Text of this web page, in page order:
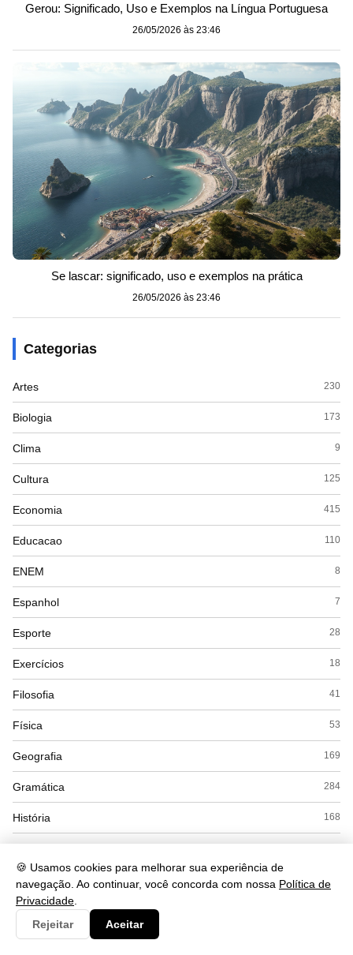
🍪 Usamos cookies para melhorar sua experiência de
navegação. Ao continuar, você concorda com nossa Política de
Privacidade
Rejeitar
Aceitar
Gerou: Significado, Uso e Exemplos na Língua Portuguesa
26/05/2026 às 23:46
Se lascar: significado, uso e exemplos na prática
26/05/2026 às 23:46
Categorias
Artes 230
Biologia 173
Clima 9
Cultura 125
Economia 415
Educacao 110
ENEM 8
Espanhol 7
Esporte 28
Exercícios 18
Filosofia 41
Física 53
Geografia 169
Gramática 284
História 168
Inglês
Interpretação
Literatura
Matemática